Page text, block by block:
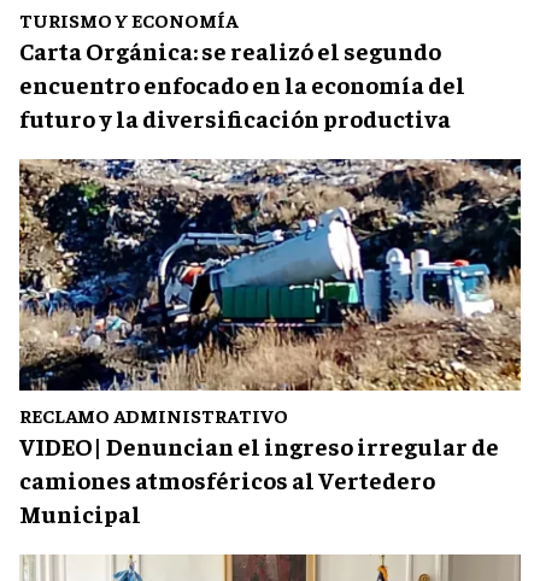
TURISMO Y ECONOMÍA
Carta Orgánica: se realizó el segundo
encuentro enfocado en la economía del
futuro y la diversificación productiva
RECLAMO ADMINISTRATIVO
VIDEO| Denuncian el ingreso irregular de
camiones atmosféricos al Vertedero
Municipal